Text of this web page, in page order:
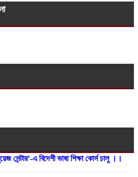
সেন্টার’-এ বিদেশী ভাষা শিক্ষা কোর্স চালু ।।